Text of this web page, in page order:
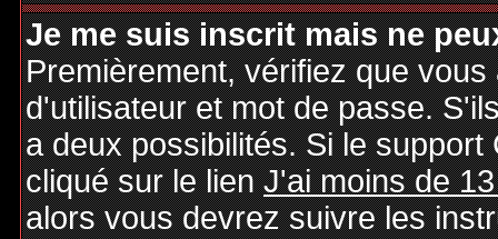
Je me suis inscrit mais ne
Premièrement, vérifiez que
d'utilisateur et mot de passe.
a deux possibilités. Si le
cliqué sur le lienJ'ai moins de
alors vous devrez suivre les